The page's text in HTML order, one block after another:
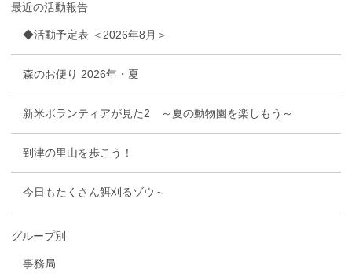
最近の活動報告
◆活動予定表 ＜2026年8月＞
森のお便り 2026年・夏
新米ボランティアが見た2 ～夏の動物園を楽しもう～
到津の里山を歩こう！
今日もたくさん餌刈るゾウ～
グループ別
事務局